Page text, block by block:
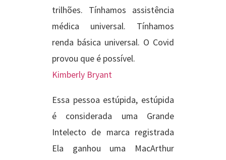
trilhões. Tínhamos assistência
médica universal. Tínhamos
renda básica universal. O Covid
provou que é possível.
Kimberly Bryant
Essa pessoa estúpida, estúpida
é considerada uma Grande
Intelecto de marca registrada
Ela ganhou uma MacArthur